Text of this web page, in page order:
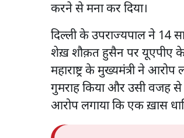
करने से मना कर दिया।
दिल्ली के उपराज्यपाल ने 14
शेख़ शौक़त हुसैन पर यूएपीए के
महाराष्ट्र के मुख्यमंत्री ने
गुमराह किया और उसी वजह
आरोप लगाया कि एक ख़ास